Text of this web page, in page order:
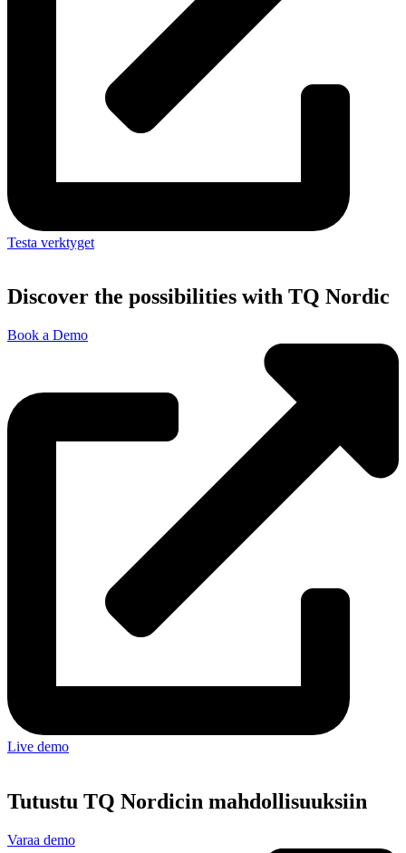
Testa verktyget
Discover the possibilities with TQ Nordic
Book a Demo
Live demo
Tutustu TQ Nordicin mahdollisuuksiin
Varaa demo